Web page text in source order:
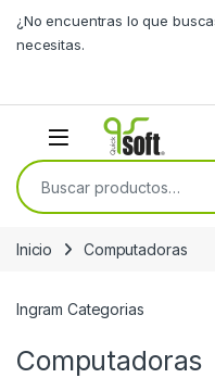
¿No encuentras lo que
necesitas.
Buscar por:
Inicio Computadoras
Ingram Categorias
Computadoras